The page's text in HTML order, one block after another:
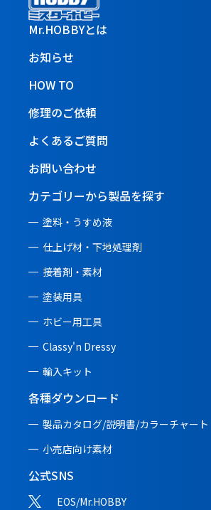
Mr.HOBBYとは
お知らせ
HOW TO
修理のご依頼
よくあるご質問
お問い合わせ
カテゴリーから製品を探す
塗料・うすめ液
仕上げ材・下地処理剤
接着剤・素材
塗装用具
ホビー用工具
Classy'n Dressy
輸入キット
各種ダウンロード
製品カタログ/説明書/カラーチャート
小売店向け素材
公式SNS
EOS/Mr.HOBBY